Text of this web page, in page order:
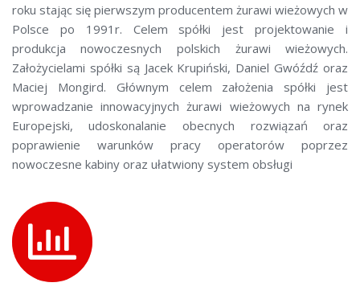
roku stając się pierwszym producentem żurawi wieżowych w
Polsce po 1991r. Celem spółki jest projektowanie i
produkcja nowoczesnych polskich żurawi wieżowych.
Założycielami spółki są Jacek Krupiński, Daniel Gwóźdź oraz
Maciej Mongird. Głównym celem założenia spółki jest
wprowadzanie innowacyjnych żurawi wieżowych na rynek
Europejski, udoskonalanie obecnych rozwiązań oraz
poprawienie warunków pracy operatorów poprzez
nowoczesne kabiny oraz ułatwiony system obsługi